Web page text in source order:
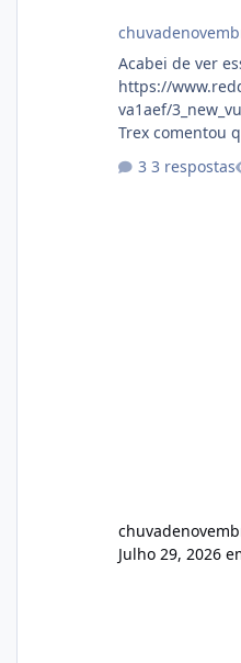
Acabei de ver
https://
va1aef/
Trex comentou
3 respostas
Julho 29, 2026